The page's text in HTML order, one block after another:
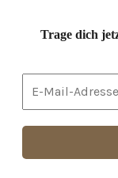
Trage dich